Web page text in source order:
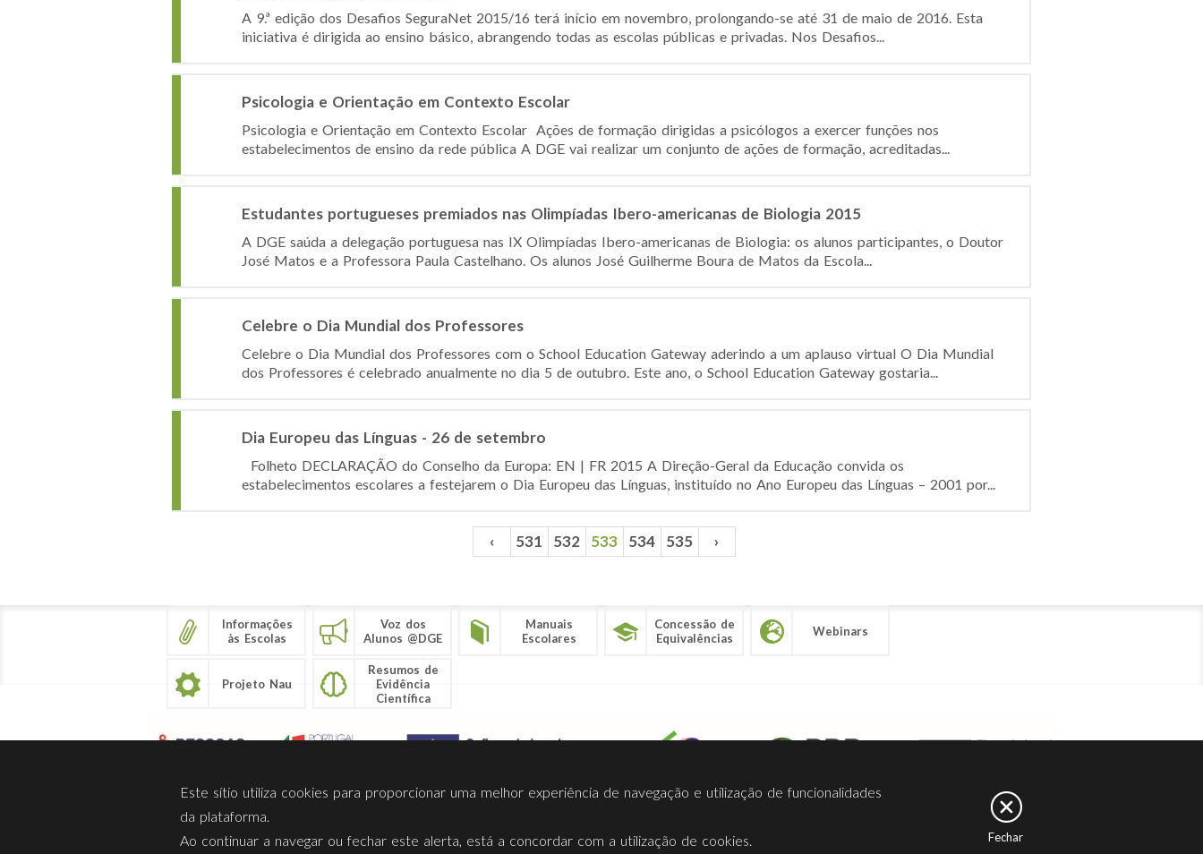
A 9.ª edição dos Desafios SeguraNet 2015/16 terá início em novembro, prolongando-se até 31 de maio de 2016. Esta
iniciativa é dirigida ao ensino básico, abrangendo todas as escolas públicas e privadas. Nos Desafios...
Psicologia e Orientação em Contexto Escolar
Psicologia e Orientação em Contexto Escolar Ações de formação dirigidas a psicólogos a exercer funções nos
estabelecimentos de ensino da rede pública A DGE vai realizar um conjunto de ações de formação, acreditadas...
Estudantes portugueses premiados nas Olimpíadas Ibero-americanas de Biologia 2015
A DGE saúda a delegação portuguesa nas IX Olimpíadas Ibero-americanas de Biologia: os alunos participantes, o Doutor
José Matos e a Professora Paula Castelhano. Os alunos José Guilherme Boura de Matos da Escola...
Celebre o Dia Mundial dos Professores
Celebre o Dia Mundial dos Professores com o School Education Gateway aderindo a um aplauso virtual O Dia Mundial
dos Professores é celebrado anualmente no dia 5 de outubro. Este ano, o School Education Gateway gostaria...
Dia Europeu das Línguas - 26 de setembro
Folheto DECLARAÇÃO do Conselho da Europa: EN | FR 2015 A Direção-Geral da Educação convida os
estabelecimentos escolares a festejarem o Dia Europeu das Línguas, instituído no Ano Europeu das Línguas – 2001 por...
‹ 531 532 533 534 535 ›
Informações
às Escolas
Voz dos
Alunos @DGE
Manuais
Escolares
Concessão de
Equivalências
Webinars
Projeto Nau
Resumos de
Evidência
Científica
Sobre Nós Privacidade Termos Utilização Contactos Ligações Facebook
Este sítio utiliza cookies para proporcionar uma melhor experiência de navegação e utilização de funcionalidades
da plataforma.
Ao continuar a navegar ou fechar este alerta, está a concordar com a utilização de cookies.
Fechar